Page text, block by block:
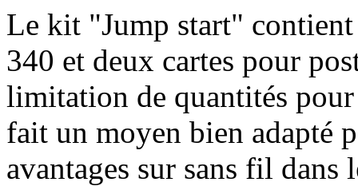
Le kit "Jump start"
340 et deux cartes pour
limitation de quantités
fait un moyen bien adapté
avantages sur sans fil dans